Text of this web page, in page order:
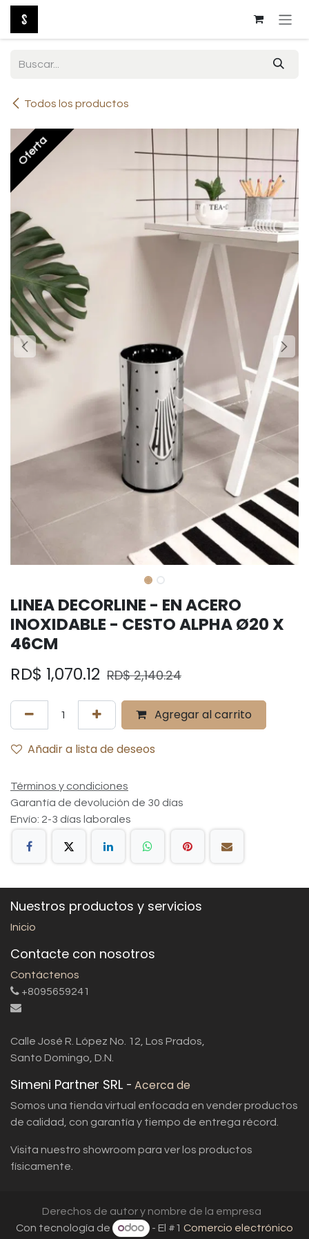
Ir al contenido
Todos los productos
Oferta
LINEA DECORLINE - EN ACERO
INOXIDABLE - CESTO ALPHA Ø20 X
46CM
RD$ 1,070.12 RD$2,140.24
Agregar al carrito
Añadir a lista de deseos
Términos y condiciones
Garantía de devolución de 30 días
Envío: 2-3 días laborales
Nuestros productos y servicios
Inicio
Contacte con nosotros
Contáctenos
+8095659241
Calle José R. López No. 12, Los Prados,
Santo Domingo, D.N.
Simeni Partner SRL - Acerca de
Somos una tienda virtual enfocada en vender productos
de calidad, con garantía y tiempo de entrega récord.
Visita nuestro showroom para ver los productos
físicamente.
Derechos de autor y nombre de la empresa
Con tecnología de
- El #1Comercio electrónico